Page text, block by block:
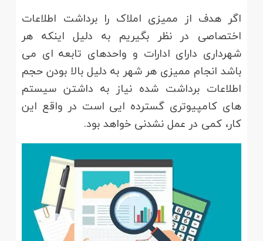
اگر هدف از ممیزی املاک را برداشت اطلاعات
اختصاصی در نظر بگیریم به دلیل اینکه هر
شهرداری دارای ادارات و واحدهای تابعه ای می
باشد انجام ممیزی هر شهر به دلیل بالا بودن حجم
اطلاعات برداشت شده نیاز به داشتن سیستم
های کامپیوتری گسترده ایی است در واقع این
کار، کمی در عمل نشدنی خواهد بود.